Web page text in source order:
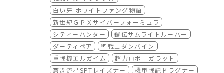
説巨神イデオン」のメカニカルデザイン・樋口
雄一氏による描き下ろしイラストの、複製ミニ
色紙となります（無くなり次第配布終了）。
●【その②】展示しているタペストリープレゼ
ントへの応募参加ができる！
「スペシャルエキシビジョン」内に展示してい
白い牙 ホワイトファング物語
新世紀ＧＰＸサイバーフォーミュラ
シティーハンター
鎧伝サムライトルーパー
ダーティペア
聖戦士ダンバイン
重戦機エルガイム
超力ロボ ガラット
蒼き流星SPTレイズナー
機甲戦記ドラグナー